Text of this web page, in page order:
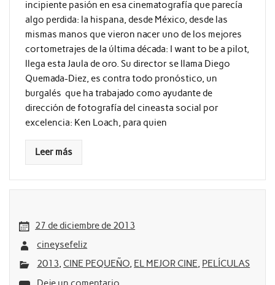
incipiente pasión en esa cinematografía que parecía
algo perdida: la hispana, desde México, desde las
mismas manos que vieron nacer uno de los mejores
cortometrajes de la última década: I want to be a pilot,
llega esta Jaula de oro. Su director se llama Diego
Quemada-Diez, es contra todo pronóstico, un
burgalés que ha trabajado como ayudante de
dirección de fotografía del cineasta social por
excelencia: Ken Loach, para quien
Leer más
27 de diciembre de 2013
cineysefeliz
2013, CINE PEQUEÑO, EL MEJOR CINE, PELÍCULAS